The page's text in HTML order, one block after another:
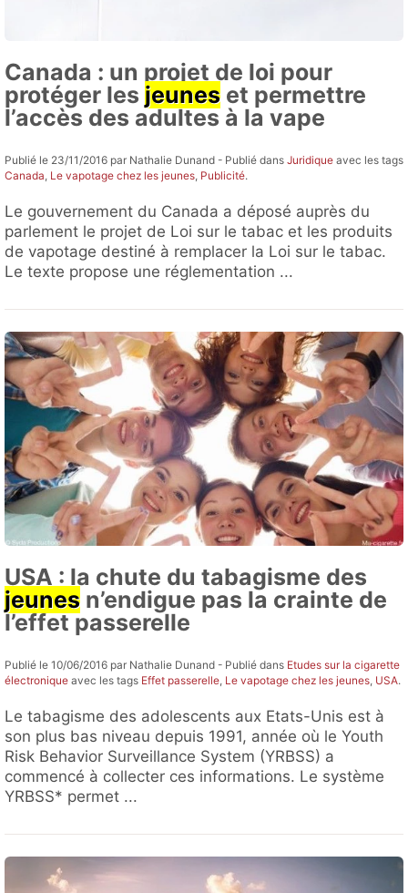
Canada : un projet de loi pour
protéger les jeunes et permettre
l’accès des adultes à la vape
Publié le 23/11/2016 par Nathalie Dunand - Publié dans Juridique avec les tags
Canada Le vapotage chez les jeunes Publicité.
Le gouvernement du Canada a déposé auprès du
parlement le projet de Loi sur le tabac et les produits
de vapotage destiné à remplacer la Loi sur le tabac.
Le texte propose une réglementation ...
USA : la chute du tabagisme des
jeunes n’endigue pas la crainte de
l’effet passerelle
Publié le 10/06/2016 par Nathalie Dunand - Publié dans Etudes sur la cigarette
électronique avec les tags Effet passerelle, Le vapotage chez les jeunes, USA.
Le tabagisme des adolescents aux Etats-Unis est à
son plus bas niveau depuis 1991, année où le Youth
Risk Behavior Surveillance System (YRBSS) a
commencé à collecter ces informations. Le système
YRBSS* permet ...